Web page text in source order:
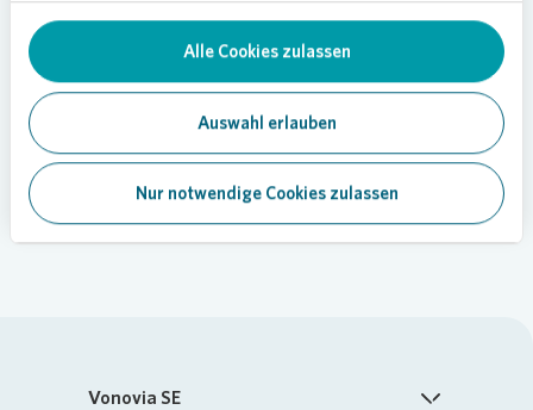
Alle Cookies zulassen
Auswahl erlauben
Nur notwendige Cookies zulassen
Soziales Engagement
Vonovia SE